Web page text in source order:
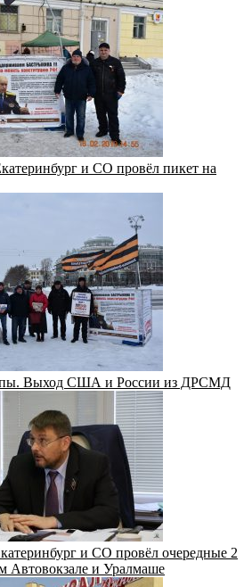
и СО провёл пикет на
Выход США и России из ДРСМД
и СО провёл очередные 2
Автовокзале и Уралмаше